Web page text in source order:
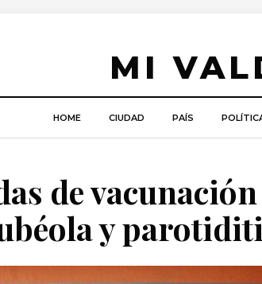
MI
HOME CIUDAD PAÍS
de
y